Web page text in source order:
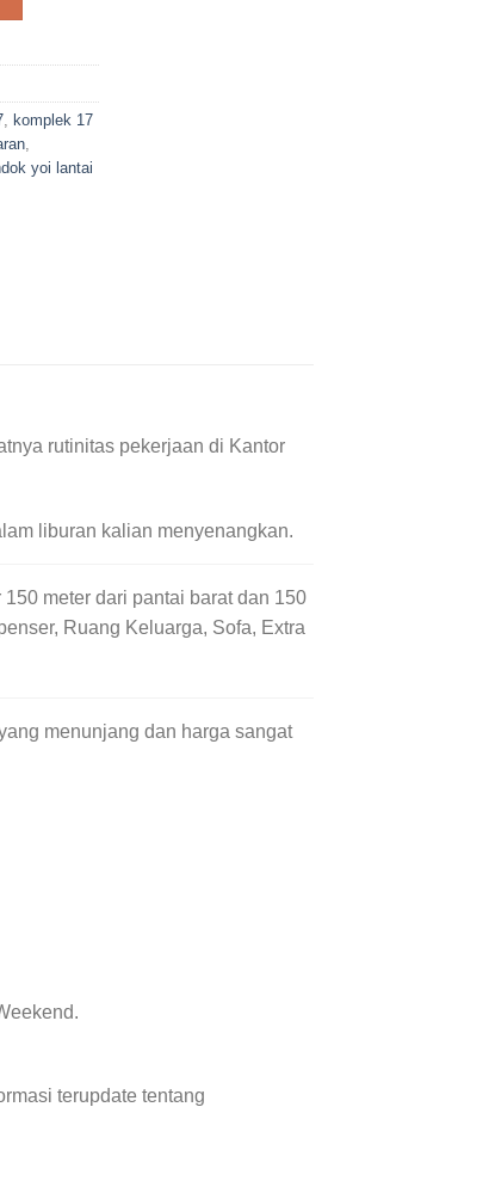
, komplek 17
,
yoi lantai
rutinitas pekerjaan di Kantor
liburan kalian menyenangkan.
meter dari pantai barat dan 150
Ruang Keluarga, Sofa, Extra
menunjang dan harga sangat
terupdate tentang